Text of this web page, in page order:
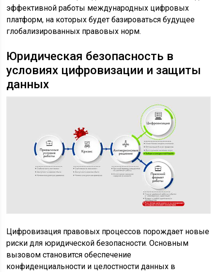
эффективной работы международных цифровых
платформ, на которых будет базироваться будущее
глобализированных правовых норм.
Юридическая безопасность в
условиях цифровизации и защиты
данных
Цифровизация правовых процессов порождает новые
риски для юридической безопасности. Основным
вызовом становится обеспечение
конфиденциальности и целостности данных в